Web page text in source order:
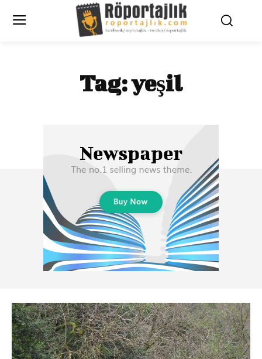
Tag:yeşil